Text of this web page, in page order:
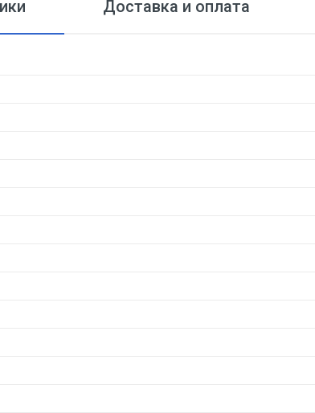
Доставка и оплата